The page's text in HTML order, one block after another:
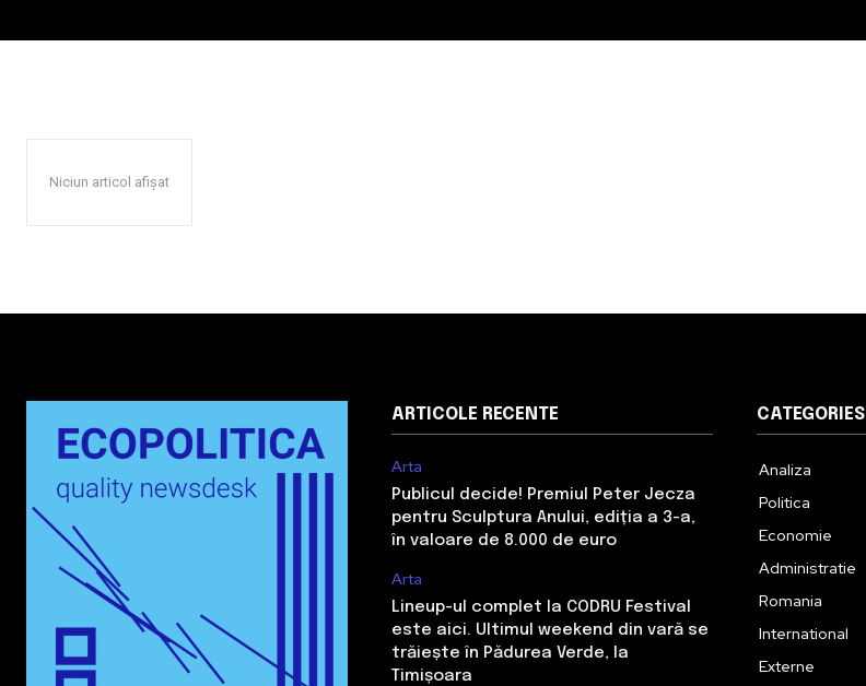
Niciun articol afișat
ARTICOLE RECENTE
Arta
Publicul decide! Premiul Peter Jecza
pentru Sculptura Anului, ediția a 3-a,
în valoare de 8.000 de euro
Arta
Lineup-ul complet la CODRU Festival
este aici. Ultimul weekend din vară se
trăiește în Pădurea Verde, la
Timișoara
CATEGORIES
Analiza
Politica
Economie
Administratie
Romania
International
Externe